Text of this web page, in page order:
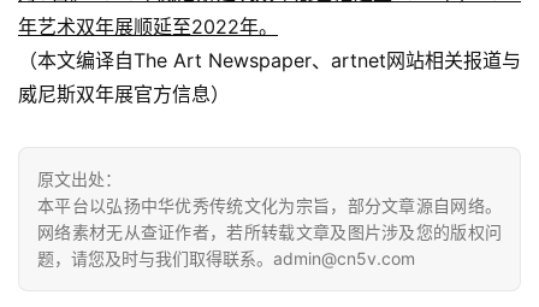
年艺术双年展顺延至2022年。
（本文编译自The Art Newspaper、artnet网站相关报道与
威尼斯双年展官方信息）
原文出处：
本平台以弘扬中华优秀传统文化为宗旨，部分文章源自网络。
网络素材无从查证作者，若所转载文章及图片涉及您的版权问
题，请您及时与我们取得联系。admin@cn5v.com